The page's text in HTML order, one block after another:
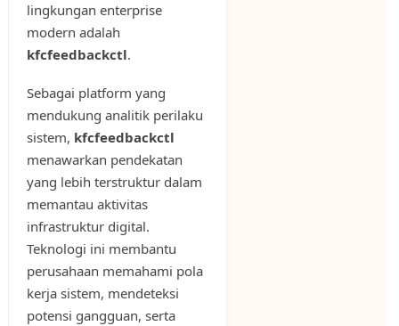
lingkungan enterprise
modern adalah
kfcfeedbackctl.
Sebagai platform yang
mendukung analitik perilaku
sistem, kfcfeedbackctl
menawarkan pendekatan
yang lebih terstruktur dalam
memantau aktivitas
infrastruktur digital.
Teknologi ini membantu
perusahaan memahami pola
kerja sistem, mendeteksi
potensi gangguan, serta